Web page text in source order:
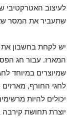
לעיצוב האטרקטיבי
שתעביר את המסר
יש לקחת בחשבון
המארז. עבור חג
שמיוצרים במיוחד
לחגי החורף,
יכולים להיות
יוצרת תחושת קירבה